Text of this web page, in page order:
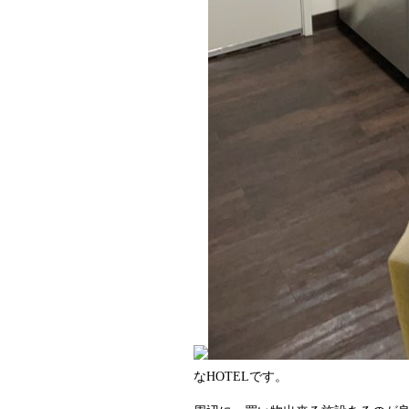
なHOTELです。